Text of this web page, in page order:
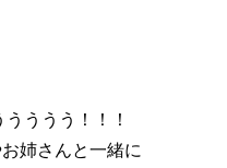
ううう！！！
姉さんと一緒に